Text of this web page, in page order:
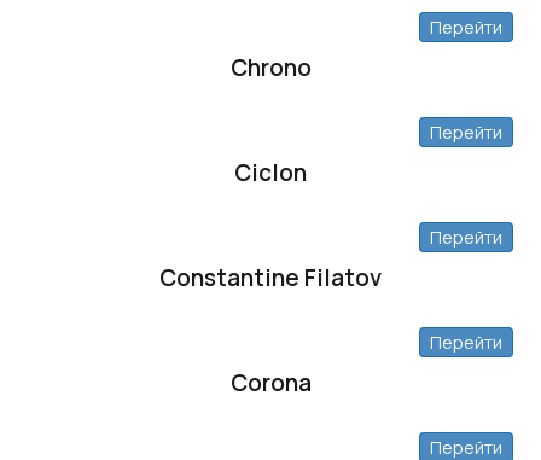
Перейти
Chrono
Перейти
Ciclon
Перейти
Constantine Filatov
Перейти
Corona
Перейти